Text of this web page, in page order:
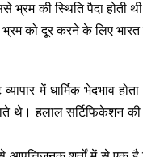
की स्थिति पैदा होती
को दूर करने के लिए भारत
में धार्मिक भेदभाव
थे। हलाल सर्टिफिकेशन की